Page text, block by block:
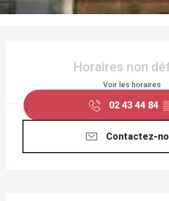
Horaires non
Voir les horaires
02 43 44 84
Contactez-